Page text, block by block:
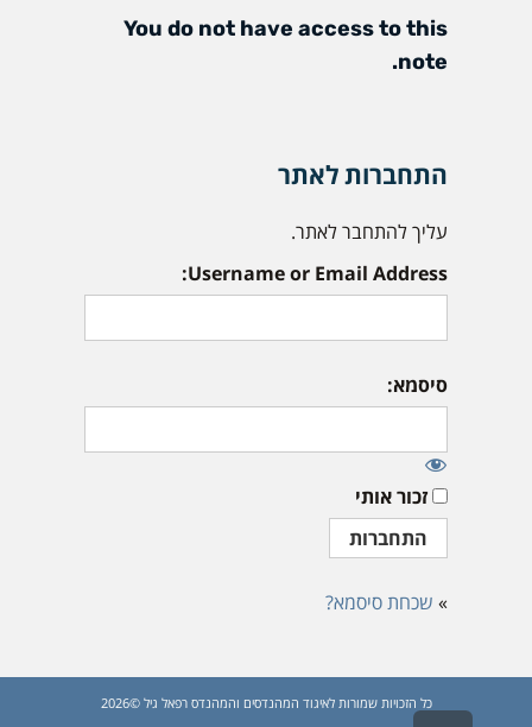
You do not have access to this
note.
התחברות לאתר
עליך להתחבר לאתר.
Username or Email Address:
סיסמא:
זכור אותי
» שכחת סיסמא?
כל הזכויות שמורות לאיגוד המהנדסים והמהנדס רפאל גיל ©2026